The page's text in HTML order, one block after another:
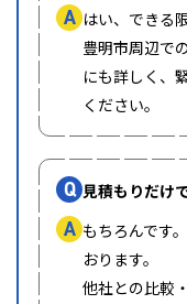
A はい、できる
豊明市周辺で
にも詳しく、
ください。
Q 見積もりだけ
A もちろんです
おります。
他社との比較